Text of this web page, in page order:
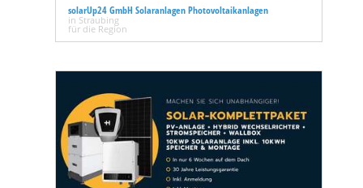
solarUp24 GmbH Solaranlagen Photovoltaikanlagen
in Straubing
für die Region